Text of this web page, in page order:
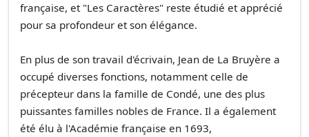
française, et "Les Caractères" reste étudié et apprécié
pour sa profondeur et son élégance.
En plus de son travail d'écrivain, Jean de La Bruyère a
occupé diverses fonctions, notamment celle de
précepteur dans la famille de Condé, une des plus
puissantes familles nobles de France. Il a également
été élu à l'Académie française en 1693,